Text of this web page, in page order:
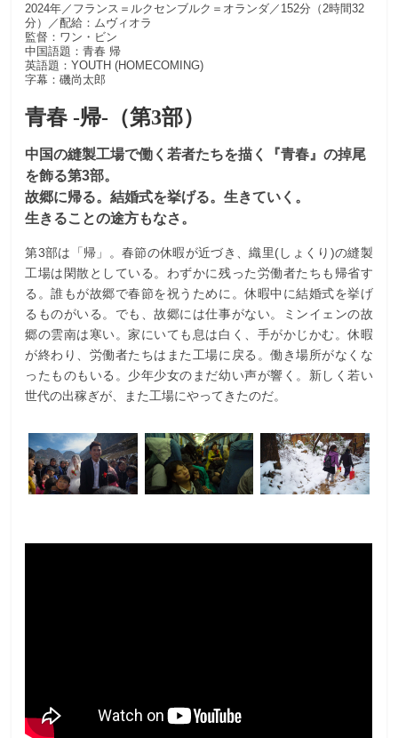
2024年／フランス＝ルクセンブルク＝オランダ／152分（2時間32
分）／配給：ムヴィオラ
監督：ワン・ビン
中国語題：青春 帰
英語題：YOUTH (HOMECOMING)
字幕：磯尚太郎
青春 -帰-（第3部）
中国の縫製工場で働く若者たちを描く『青春』の掉尾
を飾る第3部。
故郷に帰る。結婚式を挙げる。生きていく。
生きることの途方もなさ。
第3部は「帰」。春節の休暇が近づき、織里(しょくり)の縫製
工場は閑散としている。わずかに残った労働者たちも帰省す
る。誰もが故郷で春節を祝うために。休暇中に結婚式を挙げ
るものがいる。でも、故郷には仕事がない。ミンイェンの故
郷の雲南は寒い。家にいても息は白く、手がかじかむ。休暇
が終わり、労働者たちはまた工場に戻る。働き場所がなくな
ったものもいる。少年少女のまだ幼い声が響く。新しく若い
世代の出稼ぎが、また工場にやってきたのだ。